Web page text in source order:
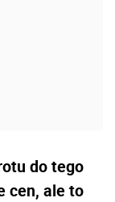
do tego
cen, ale to